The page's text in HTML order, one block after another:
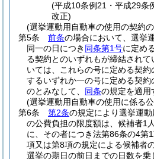
(平成10条例21・平成29条
改正)
(選挙運動用自動車の使用の契約
第5条
前条の場合において、選挙
同一の日につき 同条第1号に定め
る契約とのいずれもが締結され
いては、これらの号に定める契
するいずれか一の号に定める契約
のとみなして、 同条の規定を適用
(選挙運動用自動車の使用に係る
第6条
第2条の規定により選挙運
の公費負担の限度額は、候補者1
に、その者につき法第86条の4第
項又は第8項の規定による候補者
選挙の期日の前日までの日数を乗